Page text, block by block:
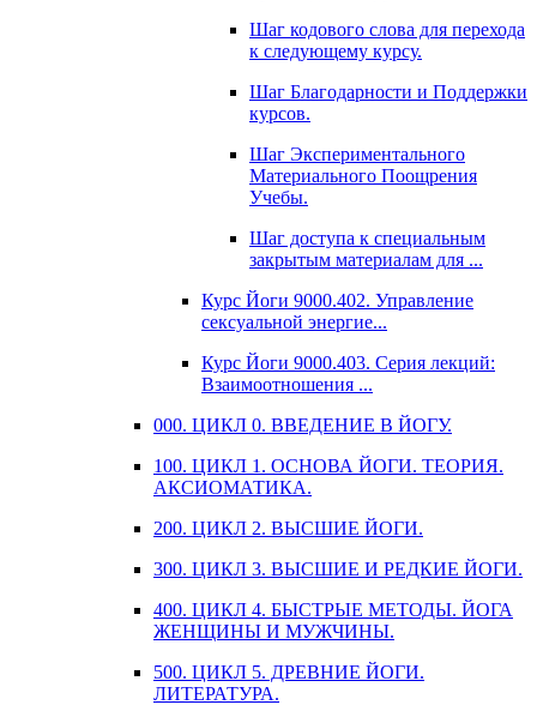
Шаг кодового слова для перехода
к следующему курсу.
Шаг Благодарности и Поддержки
курсов.
Шаг Экспериментального
Материального Поощрения
Учебы.
Шаг доступа к специальным
закрытым материалам для ...
Курс Йоги 9000.402. Управление
сексуальной энергие...
Курс Йоги 9000.403. Серия лекций:
Взаимоотношения ...
000. ЦИКЛ 0. ВВЕДЕНИЕ В ЙОГУ.
100. ЦИКЛ 1. ОСНОВА ЙОГИ. ТЕОРИЯ.
АКСИОМАТИКА.
200. ЦИКЛ 2. ВЫСШИЕ ЙОГИ.
300. ЦИКЛ 3. ВЫСШИЕ И РЕДКИЕ ЙОГИ.
400. ЦИКЛ 4. БЫСТРЫЕ МЕТОДЫ. ЙОГА
ЖЕНЩИНЫ И МУЖЧИНЫ.
500. ЦИКЛ 5. ДРЕВНИЕ ЙОГИ.
ЛИТЕРАТУРА.